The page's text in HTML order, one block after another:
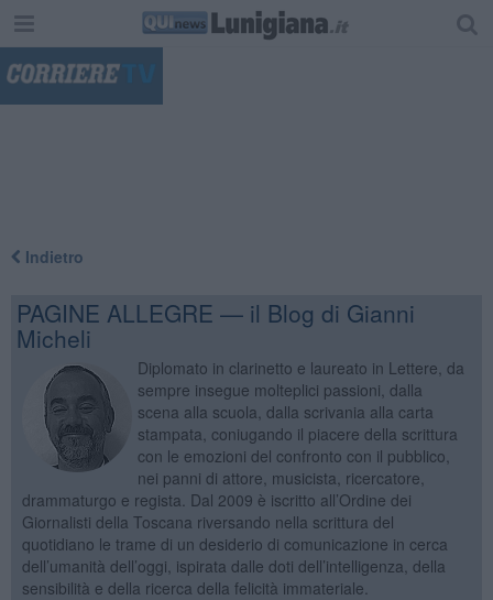
Indietro
PAGINE ALLEGRE — il Blog di Gianni
Micheli
Diplomato in clarinetto e laureato in Lettere, da
sempre insegue molteplici passioni, dalla
scena alla scuola, dalla scrivania alla carta
stampata, coniugando il piacere della scrittura
con le emozioni del confronto con il pubblico,
nei panni di attore, musicista, ricercatore,
drammaturgo e regista. Dal 2009 è iscritto all’Ordine dei
Giornalisti della Toscana riversando nella scrittura del
quotidiano le trame di un desiderio di comunicazione in cerca
dell’umanità dell’oggi, ispirata dalle doti dell’intelligenza, della
sensibilità e della ricerca della felicità immateriale.